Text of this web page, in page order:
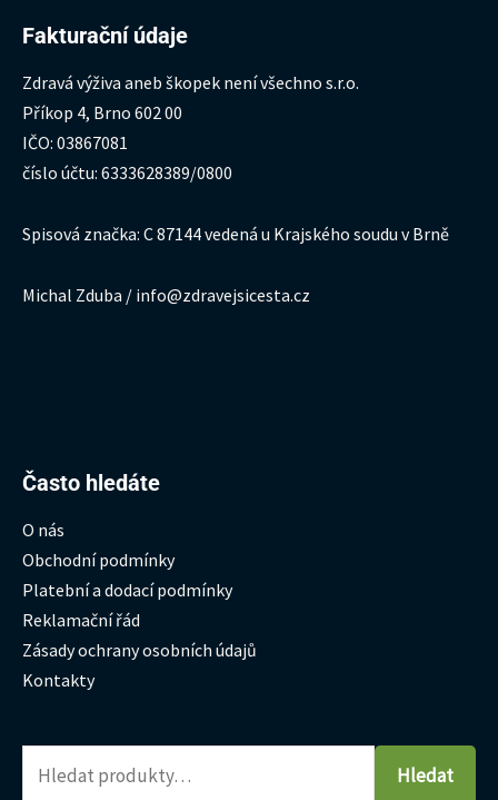
Fakturační údaje
Zdravá výživa aneb škopek není všechno s.r.o.
Příkop 4, Brno 602 00
IČO: 03867081
číslo účtu: 6333628389/0800
Spisová značka: C 87144 vedená u Krajského soudu v Brně
Michal Zduba / info@zdravejsicesta.cz
Často hledáte
O nás
Obchodní podmínky
Platební a dodací podmínky
Reklamační řád
Zásady ochrany osobních údajů
Kontakty
Hledat:
Hledat